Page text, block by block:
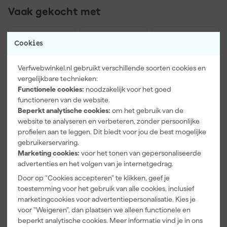
Cookies
Verfwebwinkel.nl gebruikt verschillende soorten cookies en
vergelijkbare technieken:
Functionele cookies: noodzakelijk voor het goed
functioneren van de website.
Beperkt analytische cookies: om het gebruik van de
website te analyseren en verbeteren, zonder persoonlijke
profielen aan te leggen. Dit biedt voor jou de best mogelijke
gebruikerservaring.
Marketing cookies: voor het tonen van gepersonaliseerde
advertenties en het volgen van je internetgedrag.
Door op "Cookies accepteren" te klikken, geef je
toestemming voor het gebruik van alle cookies, inclusief
marketingcookies voor advertentiepersonalisatie. Kies je
voor "Weigeren", dan plaatsen we alleen functionele en
beperkt analytische cookies. Meer informatie vind je in ons
Zorg dat de ondergrond schoon, droog en vrij van vuil, stof, vet en
losse delen is. Reinig de muur eventueel met een geschikte
Laat de ondergrond daarna volledig drogen voordat je begint.
Masonry & Plaster Stabilising Primer om de ondergrond te
stabiliseren. Nieuwe ondergronden zoals stucwerk of beton
moeten eerst volledig uitharden voordat je gaat schilderen.
Hoe breng je Farrow & Ball Exterior masonry aan?
Deze gevelverf is eenvoudig aan te brengen met een kwast, roller
of verfspuit en wordt gebruiksklaar geleverd. Breng altijd twee
lagen aan voor een optimaal dekkend resultaat. De verf is
stofdroog na ongeveer 2 uur en overschilderbaar na 5 uur
afhankelijk van temperatuur en luchtvochtigheid. Werk bij
voorkeur bij temperaturen tussen 10 en 30 graden en vermijd
direct zonlicht of regen tijdens het aanbrengen.
Hoeveel verf moet ik kopen?
Je berekend hoeveel verf je nodig hebt door de oppervlakte te
Vaak gekocht met
Kip Tape
3307-24
Smooth-Tec
Afplaktape
- 24mm x
50m
Morgen
bezorgd
5,28
Farrow & Ball
Kleurenwaaie
r
Morgen
bezorgd
22,00
Go!Paint Roll
Verfemmer -
18cm Roller -
Inzetemmers
en deksel
Morgen
bezorgd
10,99